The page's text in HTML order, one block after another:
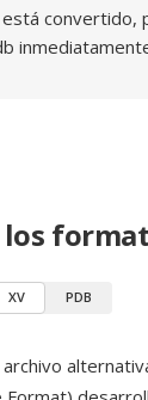
está convertido,
los
XV PDB